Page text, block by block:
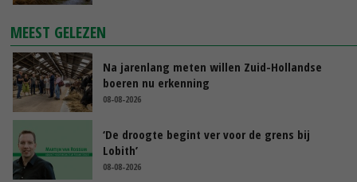
MEEST GELEZEN
Na jarenlang meten willen Zuid-Hollandse
boeren nu erkenning
08-08-2026
‘De droogte begint ver voor de grens bij
Lobith’
08-08-2026